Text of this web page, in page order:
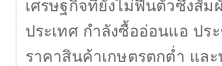
เศรษฐกิจที่ยังไม่ฟื้นตัวซึ่งสัม
ประเทศ กำลังซื้ออ่อนแอ ปร
ราคาสินค้าเกษตรตกตํ่า แล